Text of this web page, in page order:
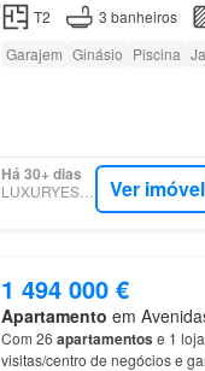
T2
3 banheiros
Garajem Ginásio Piscina
Há 30+ dias
LUXURYESTATE Ver imóvel
1 494 000 €
Apartamento em
Com 26 apartamentos e 1
visitas/centro de negócios e